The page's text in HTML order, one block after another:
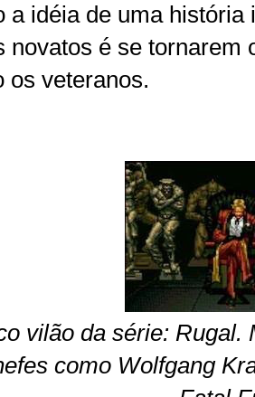
a idéia de uma história
novatos é se tornarem
os veteranos.
vilão da série: Rugal.
como Wolfgang